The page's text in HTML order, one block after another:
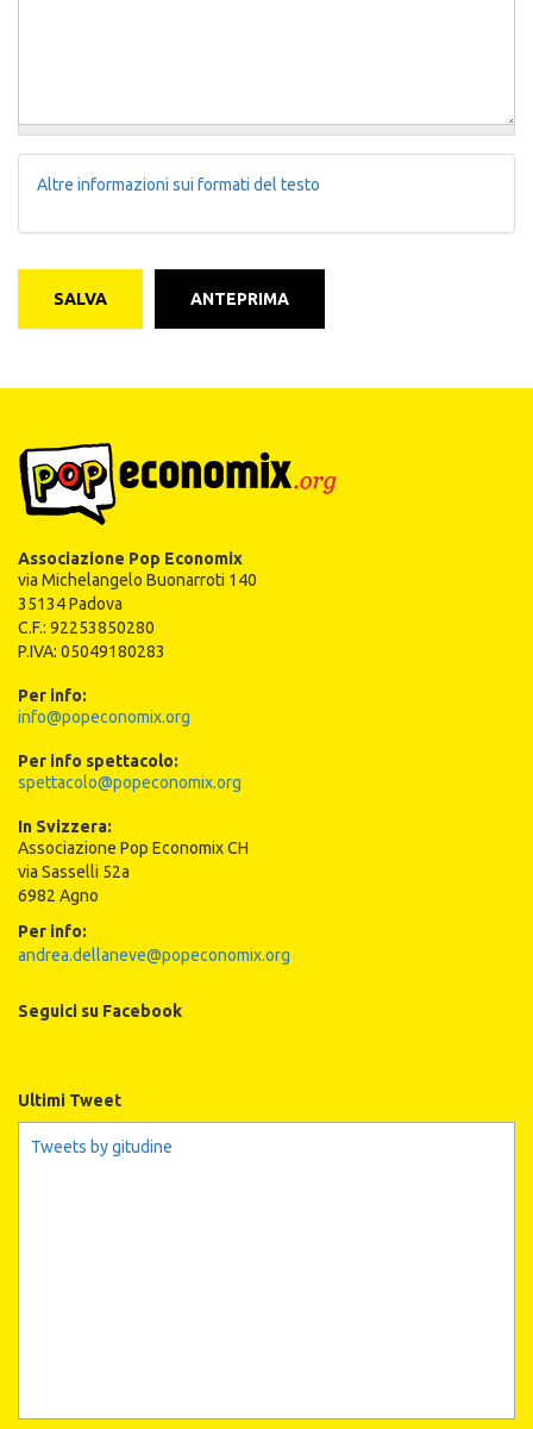
Altre informazioni sui formati del testo
SALVA ANTEPRIMA
Associazione Pop Economix
via Michelangelo Buonarroti 140
35134 Padova
C.F.: 92253850280
P.IVA: 05049180283
Per info:
info@popeconomix.org
Per info spettacolo:
spettacolo@popeconomix.org
In Svizzera:
Associazione Pop Economix CH
via Sasselli 52a
6982 Agno
Per info:
andrea.dellaneve@popeconomix.org
Seguici su Facebook
Ultimi Tweet
Tweets by gitudine